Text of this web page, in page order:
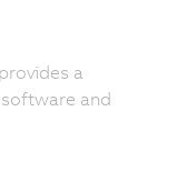
a
and